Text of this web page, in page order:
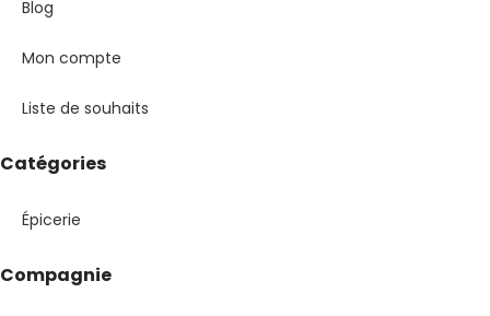
Blog
Mon compte
Liste de souhaits
Catégories
Épicerie
Compagnie